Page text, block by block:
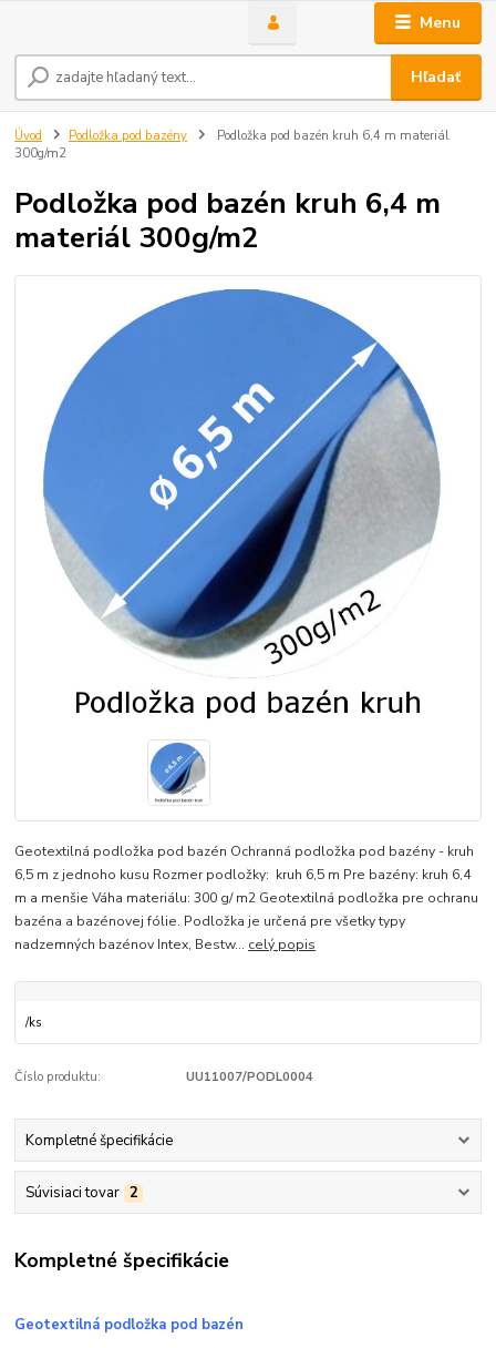
Menu
Hľadať
Úvod Podložka pod bazény
Podložka pod bazén kruh 6,4 m materiál
300g/m2
Podložka pod bazén kruh 6,4 m
materiál 300g/m2
Geotextilná podložka pod bazén Ochranná podložka pod bazény - kruh
6,5 m z jednoho kusu Rozmer podložky: kruh 6,5 m Pre bazény: kruh 6,4
m a menšie Váha materiálu: 300 g/ m2 Geotextilná podložka pre ochranu
bazéna a bazénovej fólie. Podložka je určená pre všetky typy
nadzemných bazénov Intex, Bestw... celý popis
/ks
Číslo produktu: UU11007/PODL0004
Kompletné špecifikácie
Súvisiaci tovar 2
Kompletné špecifikácie
Geotextilná podložka pod bazén